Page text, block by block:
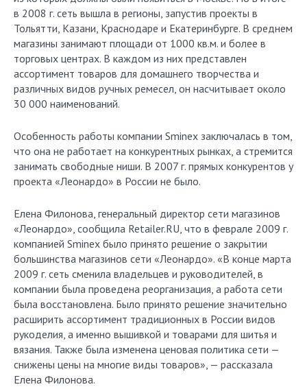
в 2008 г. сеть вышла в регионы, запустив проекты в
Тольятти, Казани, Краснодаре и Екатеринбурге. В среднем
магазины занимают площади от 1000 кв.м. и более в
торговых центрах. В каждом из них представлен
ассортимент товаров для домашнего творчества и
различных видов ручных ремесел, он насчитывает около
30 000 наименований.
Особенность работы компании Sminex заключалась в том,
что она не работает на конкурентных рынках, а стремится
занимать свободные ниши. В 2007 г. прямых конкурентов у
проекта «Леонардо» в России не было.
Елена Филонова, генеральный директор сети магазинов
«Леонардо», сообщила Retailer.RU, что в феврале 2009 г.
компанией Sminex было принято решение о закрытии
большинства магазинов сети «Леонардо». «В конце марта
2009 г. сеть сменила владельцев и руководителей, в
компании была проведена реорганизация, а работа сети
была восстановлена. Было принято решение значительно
расширить ассортимент традиционных в России видов
рукоделия, а именно вышивкой и товарами для шитья и
вязания. Также была изменена ценовая политика сети —
снижены цены на многие виды товаров», — рассказала
Елена Филонова.